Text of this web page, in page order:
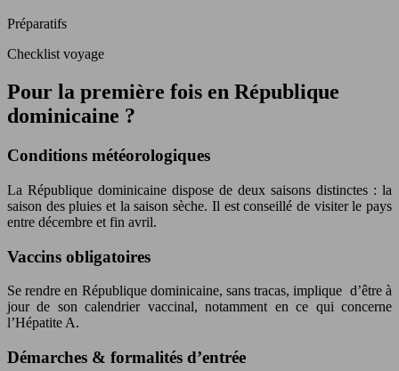
Préparatifs
Checklist voyage
Pour la première fois en République
dominicaine ?
Conditions météorologiques
La République dominicaine dispose de deux saisons distinctes : la
saison des pluies et la saison sèche. Il est conseillé de visiter le pays
entre décembre et fin avril.
Vaccins obligatoires
Se rendre en République dominicaine, sans tracas, implique d’être à
jour de son calendrier vaccinal, notamment en ce qui concerne
l’Hépatite A.
Démarches & formalités d’entrée